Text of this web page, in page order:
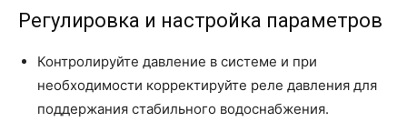
Регулировка и настройка параметров
Контролируйте давление в системе и при
необходимости корректируйте реле давления для
поддержания стабильного водоснабжения.